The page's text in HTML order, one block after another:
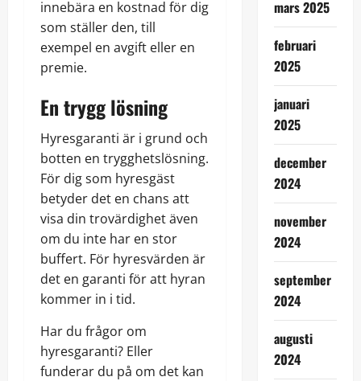
innebära en kostnad för dig
som ställer den, till
exempel en avgift eller en
premie.
En trygg lösning
Hyresgaranti är i grund och
botten en trygghetslösning.
För dig som hyresgäst
betyder det en chans att
visa din trovärdighet även
om du inte har en stor
buffert. För hyresvärden är
det en garanti för att hyran
kommer in i tid.
Har du frågor om
hyresgaranti? Eller
funderar du på om det kan
mars 2025
februari
2025
januari
2025
december
2024
november
2024
september
2024
augusti
2024